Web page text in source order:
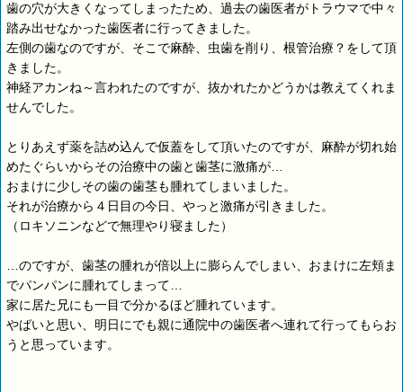
歯の穴が大きくなってしまったため、過去の歯医者がトラウマで中々
踏み出せなかった歯医者に行ってきました。
左側の歯なのですが、そこで麻酔、虫歯を削り、根管治療？をして頂
きました。
神経アカンね～言われたのですが、抜かれたかどうかは教えてくれま
せんでした。
とりあえず薬を詰め込んで仮蓋をして頂いたのですが、麻酔が切れ始
めたぐらいからその治療中の歯と歯茎に激痛が…
おまけに少しその歯の歯茎も腫れてしまいました。
それが治療から４日目の今日、やっと激痛が引きました。
（ロキソニンなどで無理やり寝ました）
…のですが、歯茎の腫れが倍以上に膨らんでしまい、おまけに左頬ま
でパンパンに腫れてしまって…
家に居た兄にも一目で分かるほど腫れています。
やばいと思い、明日にでも親に通院中の歯医者へ連れて行ってもらお
うと思っています。